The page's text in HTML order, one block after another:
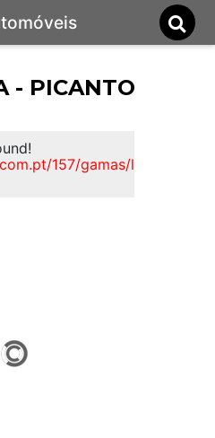
- PICANTO
157/gamas/load/